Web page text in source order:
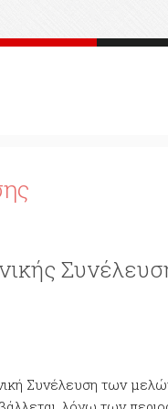
Συνέλευση των